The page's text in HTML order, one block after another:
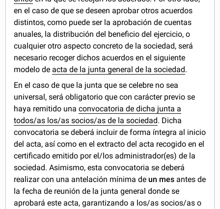
en el caso de que se deseen aprobar otros acuerdos
distintos, como puede ser la aprobación de cuentas
anuales, la distribución del beneficio del ejercicio, o
cualquier otro aspecto concreto de la sociedad, será
necesario recoger dichos acuerdos en el siguiente
modelo de acta de la junta general de la sociedad.
En el caso de que la junta que se celebre no sea
universal, será obligatorio que con carácter previo se
haya remitido unaconvocatoria de dicha junta a
todos/as los/as socios/as de la sociedad. Dicha
convocatoria se deberá incluir de forma íntegra al inicio
del acta, así como en el extracto del acta recogido en el
certificado emitido por el/los administrador(es) de la
sociedad. Asimismo, esta convocatoria se deberá
realizar con una antelación mínima de un mes antes de
la fecha de reunión de la junta general donde se
aprobará este acta, garantizando a los/as socios/as o